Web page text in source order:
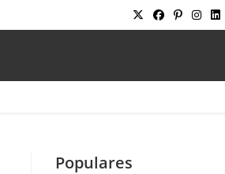
Populares